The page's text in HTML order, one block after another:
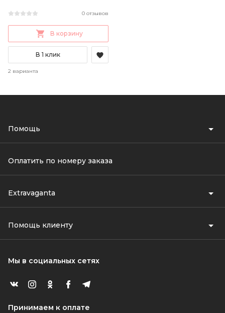
0 отзывов
В корзину
В 1 клик
2 варианта
Помощь
Оплатить по номеру заказа
Extravaganta
Помощь клиенту
Мы в социальных сетях
Принимаем к оплате